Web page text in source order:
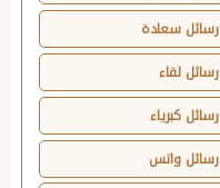
رسائل سعادة
رسائل لقاء
رسائل كبرياء
رسائل واتس